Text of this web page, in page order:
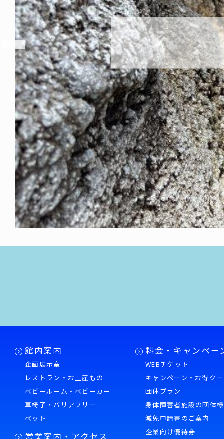
館内案内
企画展示室
レストラン・お土産もの
ベビールーム・ベビーカー
車椅子・バリアフリー
ペット
営業案内・アクセス
料金・キャンペー
WEBチケット
キャンペーン・お得ク
団体プラン
身体障害者施設の団体様
減免申請書のご案内
企業向け優待券